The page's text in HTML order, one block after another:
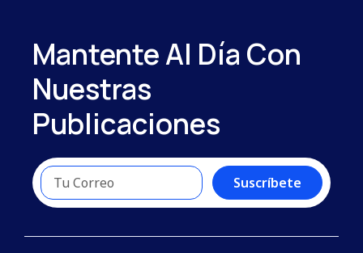
Mantente Al Día Con
Nuestras
Publicaciones
Suscríbete